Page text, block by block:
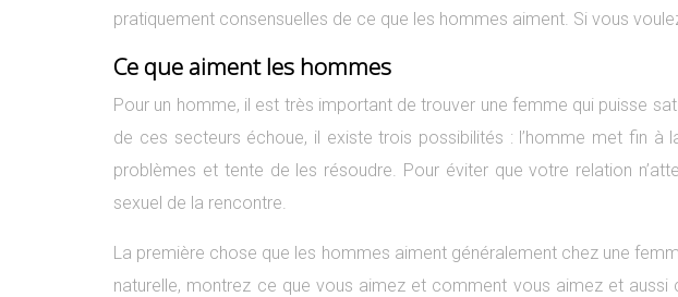
pratiquement consensuelles de ce que les hommes aiment. Si vous
Ce que aiment les hommes
Pour un homme, il est très important de trouver une femme qui puisse
de ces secteurs échoue, il existe trois possibilités : l’homme met fin
problèmes et tente de les résoudre. Pour éviter que votre relation
sexuel de la rencontre.
La première chose que les hommes aiment généralement chez une
naturelle, montrez ce que vous aimez et comment vous aimez et